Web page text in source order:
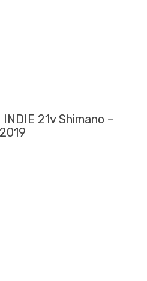
21v Shimano –
2019